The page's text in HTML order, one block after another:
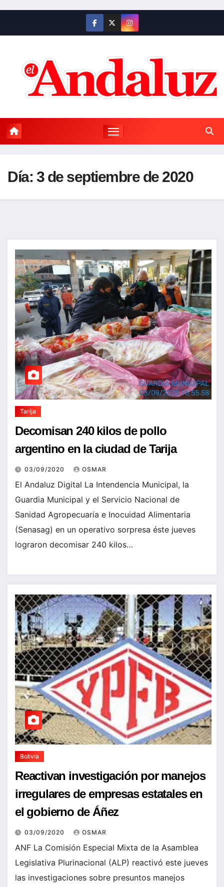
contenido
Día: 3 de septiembre de 2020
Tarija
Decomisan 240 kilos de pollo
argentino en la ciudad de Tarija
03/09/2020 OSMAR
El Andaluz Digital La Intendencia Municipal, la
Guardia Municipal y el Servicio Nacional de
Sanidad Agropecuaria e Inocuidad Alimentaria
(Senasag) en un operativo sorpresa éste jueves
lograron decomisar 240 kilos…
Bolivia
Reactivan investigación por manejos
irregulares de empresas estatales en
el gobierno de Áñez
03/09/2020 OSMAR
ANF La Comisión Especial Mixta de la Asamblea
Legislativa Plurinacional (ALP) reactivó este jueves
las investigaciones sobre presuntos manejos